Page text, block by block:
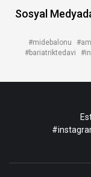
Sosyal
#midebalonu
#bariatriktedavi